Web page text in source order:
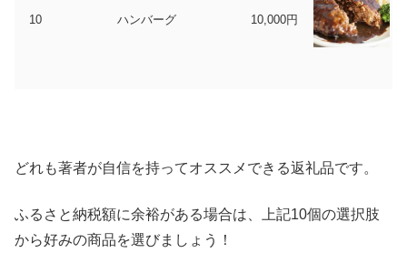
10 ハンバーグ 10,000円
どれも著者が自信を持ってオススメできる返礼品です。
ふるさと納税額に余裕がある場合は、上記10個の選択肢
から好みの商品を選びましょう！